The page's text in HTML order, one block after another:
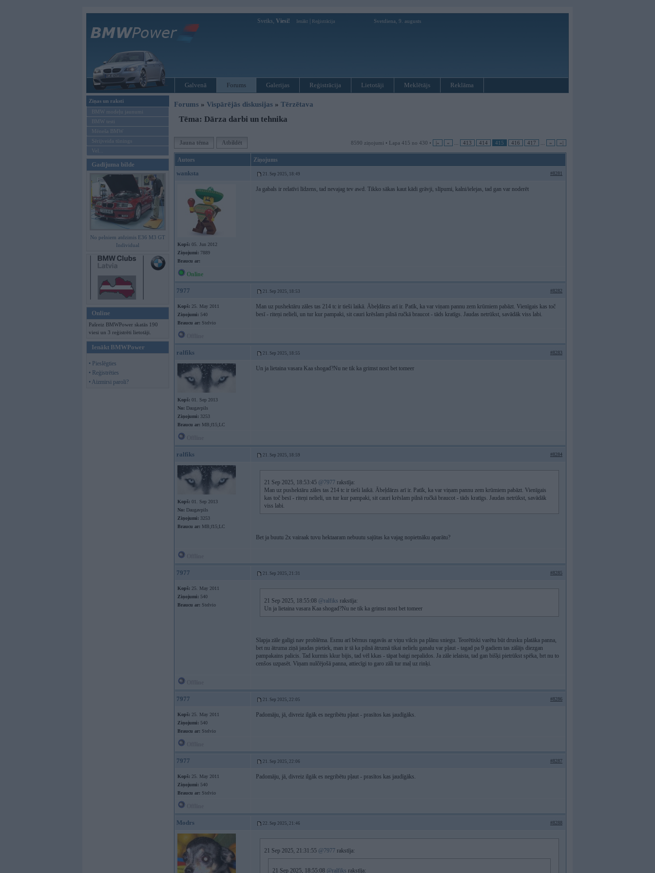
Sveiks, Viesi! Ienākt Reģistrācija Svetdiena, 9. augusts
Galvenā Forums Galerijas Reģistrācija Lietotāji Meklētājs Reklāma
Ziņas un raksti
BMW modeļu jaunumi
BMW testi
Mēneša BMW
Sērijveida tūnings
Vel...
Gadījuma bilde
No pelniem atdzimis E36 M3 GT
Individual
Online
Pašreiz BMWPower skatās 190
viesi un 3 reģistrēti lietotāji.
Ienākt BMWPower
• Pieslēgties
• Reģistrēties
• Aizmirsi paroli?
Forums » Vispārējās diskusijas » Tērzētava
Tēma: Dārza darbi un tehnika
Jauna tēma Atbildēt 8590 ziņojumi • Lapa 415 no 430 • |« « 413 414 415 416 417 » »|
Autors Ziņojums
wanksta 21. Sep 2025, 18:49 #8281
Kopš: 05. Jun 2012
Ziņojumi: 7889
Braucu ar:
Ja gabals ir relatīvi līdzens, tad nevajag tev awd. Tikko sākas kaut kādi grāvji, slīpumi, kalni/ielejas, tad gan var noderēt
Online
7977 21. Sep 2025, 18:53 #8282
Kopš: 25. May 2011
Ziņojumi: 540
Braucu ar: Stelvio
Man uz pushektāru zāles tas 214 tc ir tieši laikā. Ābeļdārzs arī ir. Patīk, ka var viņam pannu zem krūmiem pabāzt. Vienīgais kas toč
besī - riteņi nelieli, un tur kur pampaki, sit cauri krēslam pilnā ručkā braucot - tāds kratīgs. Jaudas netrūkst, savādāk viss labi.
ralfiks 21. Sep 2025, 18:55 #8283
Kopš: 01. Sep 2013
No: Daugavpils
Ziņojumi: 3253
Braucu ar: MB;f15;LC
Un ja lietaina vasara Kaa shogad?Nu ne tik ka grimst nost bet tomeer
ralfiks 21. Sep 2025, 18:59 #8284
Kopš: 01. Sep 2013
No: Daugavpils
Ziņojumi: 3253
Braucu ar: MB;f15;LC
21 Sep 2025, 18:53:45 @7977 rakstīja:
Man uz pushektāru zāles tas 214 tc ir tieši laikā. Ābeļdārzs arī ir. Patīk, ka var viņam pannu zem krūmiem pabāzt. Vienīgais
kas toč besī - riteņi nelieli, un tur kur pampaki, sit cauri krēslam pilnā ručkā braucot - tāds kratīgs. Jaudas netrūkst, savādāk
viss labi.
Bet ja buutu 2x vairaak tuvu hektaaram nebuutu sajūtas ka vajag nopietnāku aparātu?
7977 21. Sep 2025, 21:31 #8285
Kopš: 25. May 2011
Ziņojumi: 540
Braucu ar: Stelvio
21 Sep 2025, 18:55:08 @ralfiks rakstīja:
Un ja lietaina vasara Kaa shogad?Nu ne tik ka grimst nost bet tomeer
Slapja zāle galīgi nav problēma. Esmu arī bērnus ragavās ar viņu vilcis pa plānu sniegu. Teorētiski varētu būt drusku platāka panna,
bet nu ātruma ziņā jaudas pietiek, man ir tā ka pilnā ātrumā tikai nelielu ganalu var pļaut - tagad pa 9 gadiem tas zālājs diezgan
pampakains palicis. Tad kurmis kkur bijis, tad vēl kkas - tāpat baigi nepalidos. Ja zāle ielaista, tad gan bišķi pietrūkst spēka, brt nu to
cenšos uzpasēt. Viņam nulčējošā panna, attiecīgi to garo zāli tur maļ uz rinķi.
7977 21. Sep 2025, 22:05 #8286
Kopš: 25. May 2011
Ziņojumi: 540
Braucu ar: Stelvio
Padomāju, jā, divreiz ilgāk es negribētu pļaut - prasītos kas jaudīgāks.
7977 21. Sep 2025, 22:06 #8287
Kopš: 25. May 2011
Ziņojumi: 540
Braucu ar: Stelvio
Padomāju, jā, divreiz ilgāk es negribētu pļaut - prasītos kas jaudīgāks.
Modrs 22. Sep 2025, 21:46 #8288
21 Sep 2025, 21:31:55 @7977 rakstīja:
21 Sep 2025, 18:55:08 @ralfiks rakstīja: